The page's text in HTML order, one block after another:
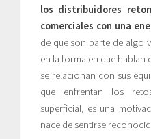
los distribuidores
comerciales con una
de que son parte de algo
en la forma en que
se relacionan con sus
que enfrentan los
superficial, es una
nace de sentirse